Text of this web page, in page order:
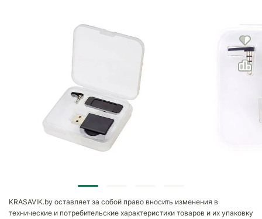
KRASAVIK.by оставляет за собой право вносить изменения в
технические и потребительские характеристики товаров и их упаковку